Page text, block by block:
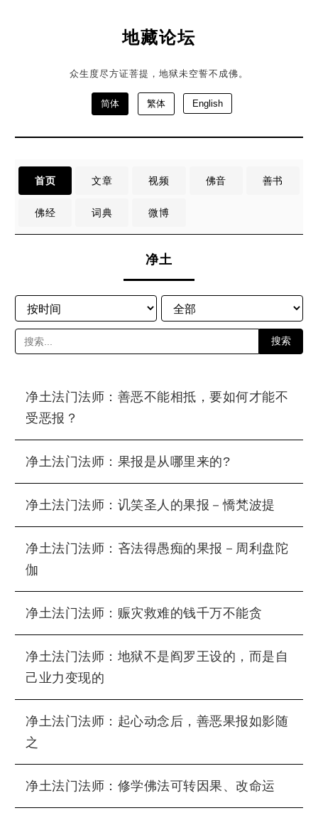
地藏论坛
众生度尽方证菩提，地狱未空誓不成佛。
简体 繁体 English
首页 文章 视频 佛音 善书
佛经 词典 微博
净土
搜索
净土法门法师：善恶不能相抵，要如何才能不
受恶报？
净土法门法师：果报是从哪里来的?
净土法门法师：讥笑圣人的果报－憍梵波提
净土法门法师：吝法得愚痴的果报－周利盘陀
伽
净土法门法师：赈灾救难的钱千万不能贪
净土法门法师：地狱不是阎罗王设的，而是自
己业力变现的
净土法门法师：起心动念后，善恶果报如影随
之
净土法门法师：修学佛法可转因果、改命运